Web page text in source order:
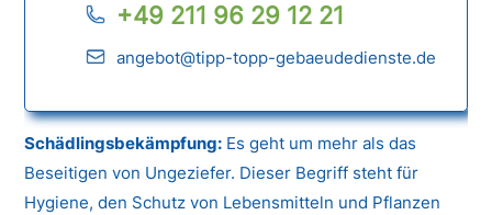
+49 211 96 29 12 21
angebot@tipp-topp-gebaeudedienste.de
Schädlingsbekämpfung: Es geht um mehr als das
Beseitigen von Ungeziefer. Dieser Begriff steht für
Hygiene, den Schutz von Lebensmitteln und Pflanzen